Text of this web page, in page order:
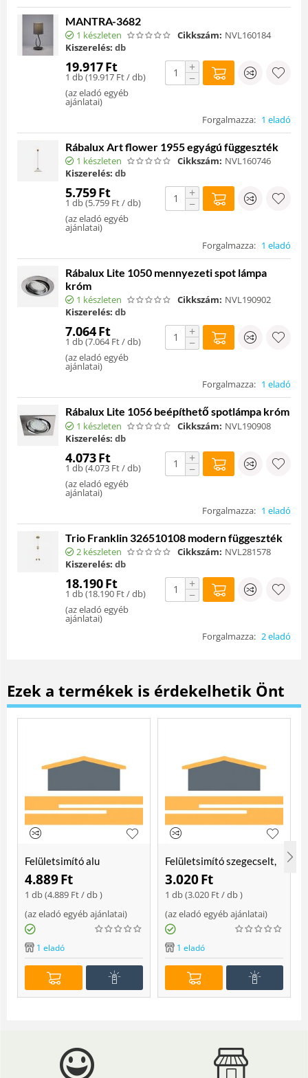
MANTRA-3682
1 készleten Cikkszám: NVL160184
Kiszerelés: db
19.917Ft
1 db (19.917 Ft/ db)
(az eladó egyéb
ajánlatai)
+
−
Forgalmazza: 1 eladó
Rábalux Art flower 1955 egyágú függeszték
1 készleten Cikkszám: NVL160746
Kiszerelés: db
5.759Ft
1 db (5.759 Ft/ db)
(az eladó egyéb
ajánlatai)
+
−
Forgalmazza: 1 eladó
Rábalux Lite 1050 mennyezeti spot lámpa
króm
1 készleten Cikkszám: NVL190902
Kiszerelés: db
7.064Ft
1 db (7.064Ft/ db)
(az eladó egyéb
ajánlatai)
+
−
Forgalmazza: 1 eladó
Rábalux Lite 1056 beépíthető spotlámpa króm
1 készleten Cikkszám: NVL190908
Kiszerelés: db
4.073Ft
1 db (4.073 Ft/ db)
(az eladó egyéb
ajánlatai)
+
−
Forgalmazza: 1 eladó
Trio Franklin 326510108 modern függeszték
2 készleten Cikkszám: NVL281578
Kiszerelés: db
18.190Ft
1 db (18.190 Ft/ db)
(az eladó egyéb
ajánlatai)
+
−
Forgalmazza: 2 eladó
Ezek a termékek is érdekelhetik Önt
Felületsimító alu
erősített, rome 400 mm
Soft
4.889Ft
1 db (4.889 Ft/ db )
(az eladó egyéb ajánlatai)
1 eladó
Felületsimító szegecselt,
rome 400mm
3.020Ft
1 db (3.020 Ft/ db )
(az eladó egyéb ajánlatai)
1 eladó